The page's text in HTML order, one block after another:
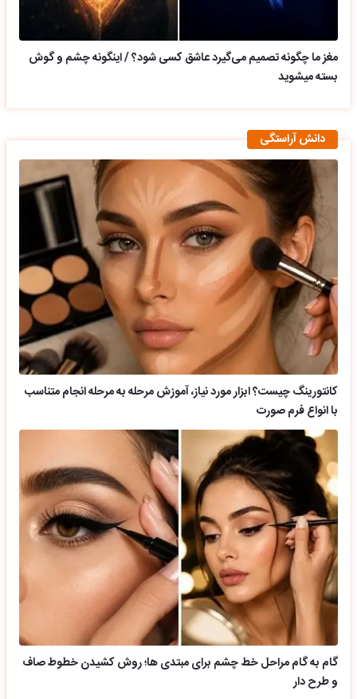
مغز ما چگونه تصمیم می‌گیرد عاشق کسی شود؟ / اینگونه چشم و گوش
بسته میشوید
دانش آراستگی
کانتورینگ چیست؟ ابزار مورد نیاز، آموزش مرحله به مرحله انجام متناسب
با انواع فرم صورت
گام به گام مراحل خط چشم برای مبتدی ها؛ روش کشیدن خطوط صاف
و طرح دار